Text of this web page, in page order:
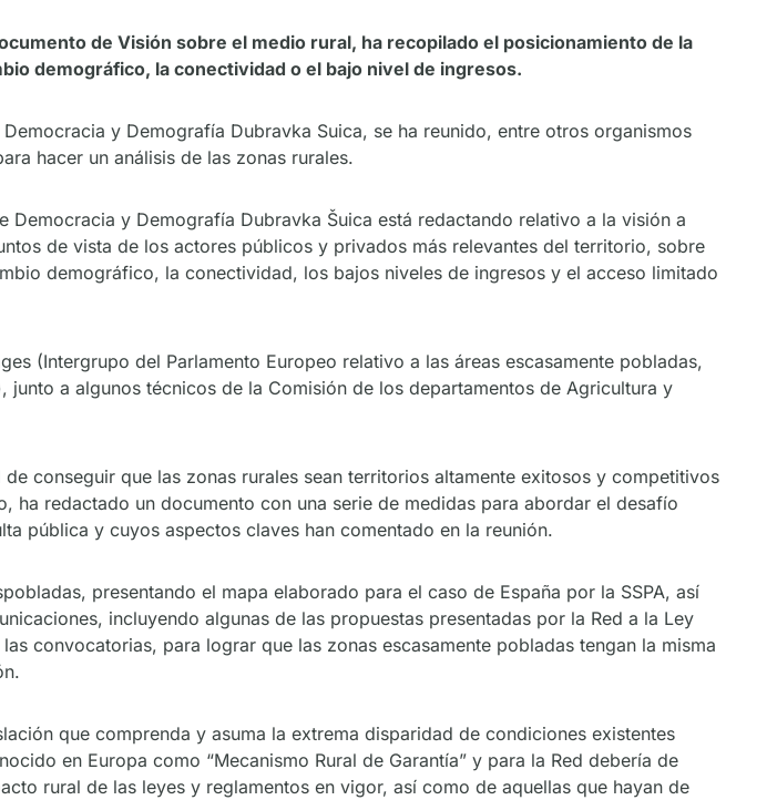
de Visión sobre el medio rural, ha recopilado el posicionamiento de la
demográfico, la conectividad o el bajo nivel de ingresos.
y Demografía Dubravka Suica, se ha reunido, entre otros organismos
hacer un análisis de las zonas rurales.
y Demografía Dubravka Šuica está redactando relativo a la visión a
de vista de los actores públicos y privados más relevantes del territorio, sobre
demográfico, la conectividad, los bajos niveles de ingresos y el acceso limitado
(Intergrupo del Parlamento Europeo relativo a las áreas escasamente pobladas,
a algunos técnicos de la Comisión de los departamentos de Agricultura y
conseguir que las zonas rurales sean territorios altamente exitosos y competitivos
ha redactado un documento con una serie de medidas para abordar el desafío
pública y cuyos aspectos claves han comentado en la reunión.
presentando el mapa elaborado para el caso de España por la SSPA, así
incluyendo algunas de las propuestas presentadas por la Red a la Ley
convocatorias, para lograr que las zonas escasamente pobladas tengan la misma
que comprenda y asuma la extrema disparidad de condiciones existentes
en Europa como “Mecanismo Rural de Garantía” y para la Red debería de
rural de las leyes y reglamentos en vigor, así como de aquellas que hayan de